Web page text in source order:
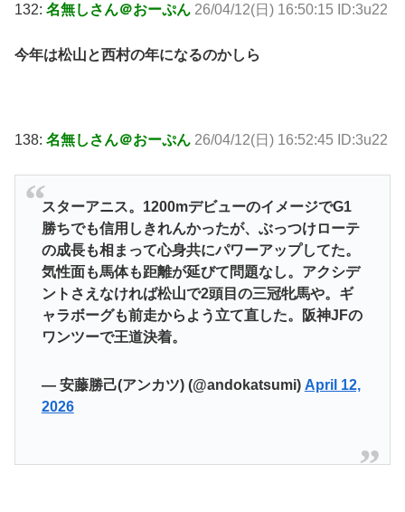
132: 名無しさん＠おーぷん 26/04/12(日) 16:50:15 ID:3u22
今年は松山と西村の年になるのかしら
138: 名無しさん＠おーぷん 26/04/12(日) 16:52:45 ID:3u22
スターアニス。1200mデビューのイメージでG1
勝ちでも信用しきれんかったが、ぶっつけローテ
の成長も相まって心身共にパワーアップしてた。
気性面も馬体も距離が延びて問題なし。アクシデ
ントさえなければ松山で2頭目の三冠牝馬や。ギ
ャラボーグも前走からよう立て直した。阪神JFの
ワンツーで王道決着。
— 安藤勝己(アンカツ) (@andokatsumi) April 12,
2026